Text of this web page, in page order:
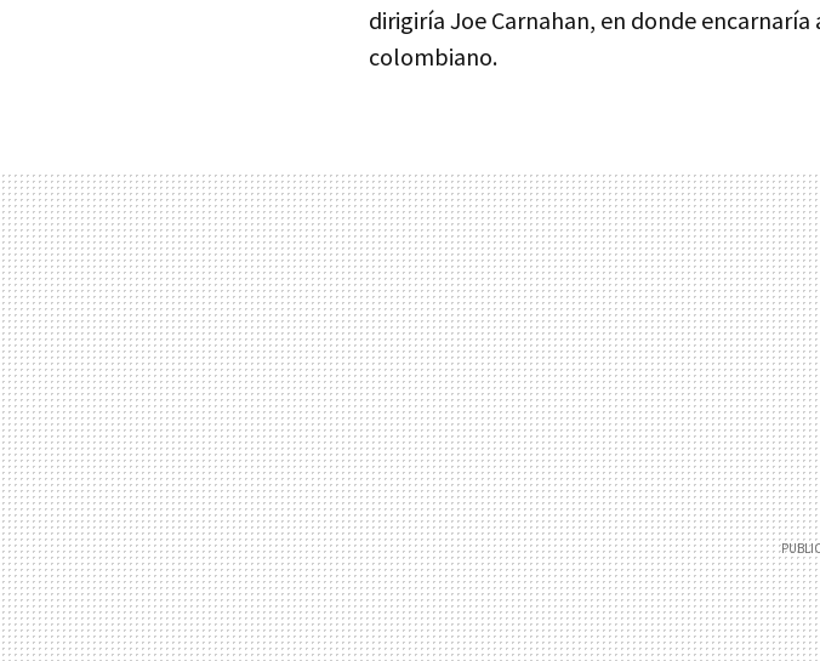
dirigiría Joe Carnahan, en donde
colombiano.